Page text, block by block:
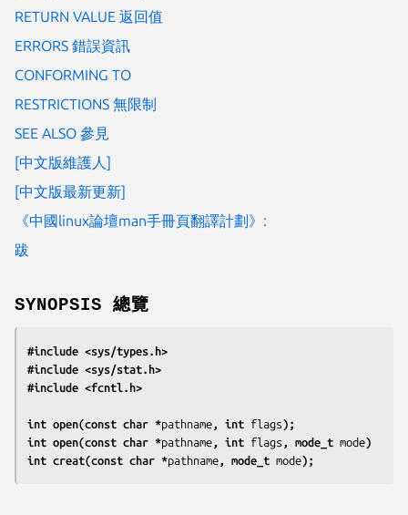
RETURN VALUE 返回值
ERRORS 錯誤資訊
CONFORMING TO
RESTRICTIONS 無限制
SEE ALSO 參見
[中文版維護人]
[中文版最新更新]
《中國linux論壇man手冊頁翻譯計劃》:
跋
SYNOPSIS 總覽
#include <sys/types.h>
#include <sys/stat.h>
#include <fcntl.h>
int open(const char *pathname , int flags);
int open(const char *pathname , int flags , mode_t mode)
int creat(const char *pathname , mode_t mode);